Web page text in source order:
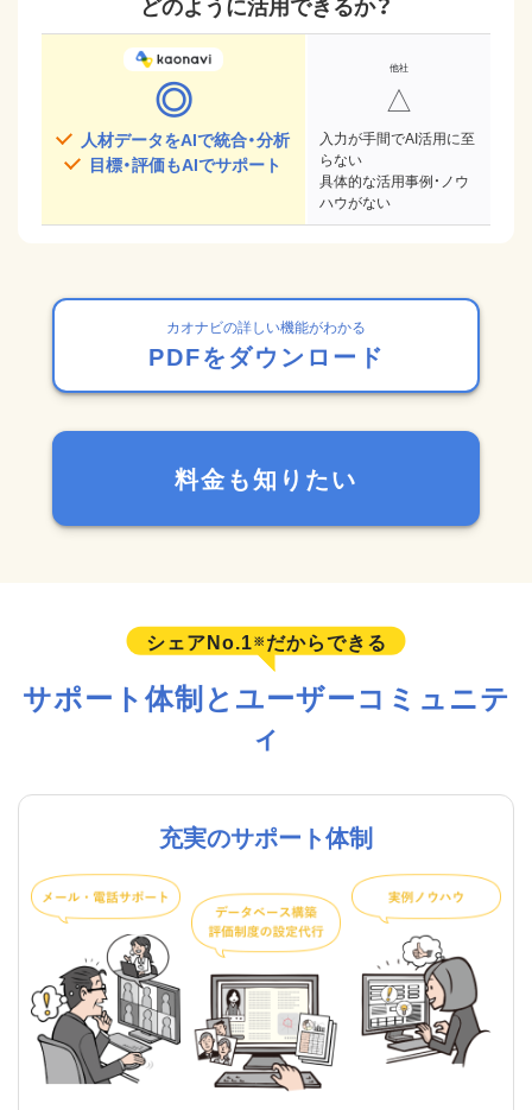
◎
人材データをAIで統合・分析
目標・評価もAIでサポート
△
入力が手間でAI活用に至
らない
具体的な活用事例・ノウ
ハウがない
カオナビの詳しい機能がわかる
PDFをダウンロード
料金も知りたい
シェアNo.1※ だからできる
サポート体制とユーザーコミュニテ
ィ
充実のサポート体制